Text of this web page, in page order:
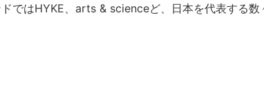
ではHYKE、arts & scienceど、日本を代表する数